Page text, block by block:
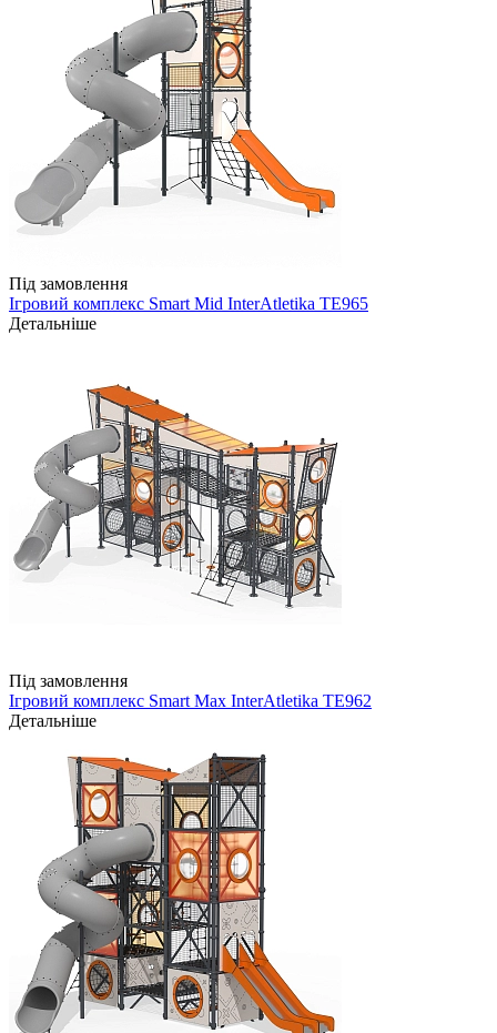
Під замовлення
Ігровий комплекс Smart Mid InterAtletika TE965
Детальніше
Під замовлення
Ігровий комплекс Smart Max InterAtletika TE962
Детальніше